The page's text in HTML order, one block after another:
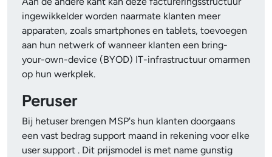
ingewikkelder worden naarmate klanten meer
apparaten, zoals smartphones en tablets, toevoegen
aan hun netwerk of wanneer klanten een bring-
your-own-device (BYOD) IT-infrastructuur omarmen
op hun werkplek.
Peruser
Bij hetuser brengen MSP's hun klanten doorgaans
een vast bedrag support maand in rekening voor elke
user support . Dit prijsmodel is met name gunstig